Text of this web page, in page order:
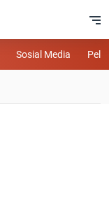
Sosial Media